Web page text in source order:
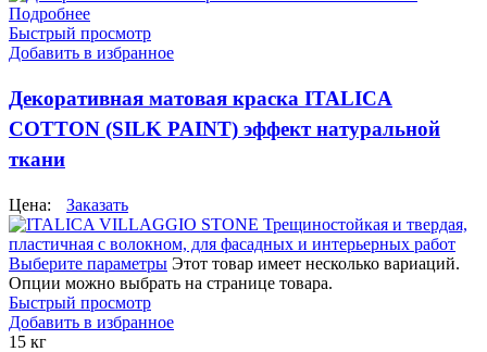
Подробнее
Быстрый просмотр
Добавить в избранное
Декоративная матовая краска ITALICA
COTTON (SILK PAINT) эффект натуральной
ткани
Цена: Заказать
Выберите параметры Этот товар имеет несколько вариаций.
Опции можно выбрать на странице товара.
Быстрый просмотр
Добавить в избранное
15 кг